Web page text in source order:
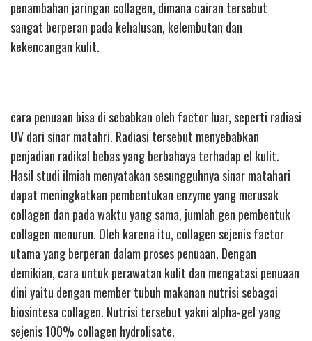
penambahan jaringan collagen, dimana cairan tersebut
sangat berperan pada kehalusan, kelembutan dan
kekencangan kulit.
cara penuaan bisa di sebabkan oleh factor luar, seperti radiasi
UV dari sinar matahri. Radiasi tersebut menyebabkan
penjadian radikal bebas yang berbahaya terhadap el kulit.
Hasil studi ilmiah menyatakan sesungguhnya sinar matahari
dapat meningkatkan pembentukan enzyme yang merusak
collagen dan pada waktu yang sama, jumlah gen pembentuk
collagen menurun. Oleh karena itu, collagen sejenis factor
utama yang berperan dalam proses penuaan. Dengan
demikian, cara untuk perawatan kulit dan mengatasi penuaan
dini yaitu dengan member tubuh makanan nutrisi sebagai
biosintesa collagen. Nutrisi tersebut yakni alpha-gel yang
sejenis 100% collagen hydrolisate.